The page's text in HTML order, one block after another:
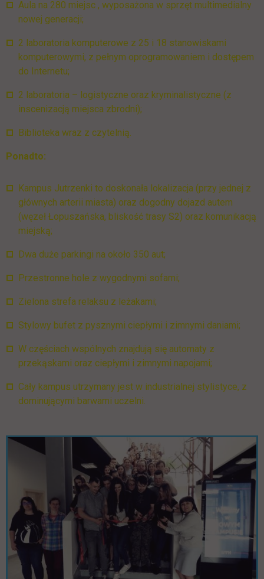
Aula na 280 miejsc , wyposażona w sprzęt multimedialny
nowej generacji;
2 laboratoria komputerowe z 25 i 18 stanowiskami
komputerowymi, z pełnym oprogramowaniem i dostępem
do Internetu;
2 laboratoria – logistyczne oraz kryminalistyczne (z
inscenizacją miejsca zbrodni);
Biblioteka wraz z czytelnią.
Ponadto:
Kampus Jutrzenki to doskonała lokalizacja (przy jednej z
głównych arterii miasta) oraz dogodny dojazd autem
(węzeł Łopuszańska, bliskość trasy S2) oraz komunikacją
miejską;
Dwa duże parkingi na około 350 aut;
Przestronne hole z wygodnymi sofami;
Zielona strefa relaksu z leżakami;
Stylowy bufet z pysznymi ciepłymi i zimnymi daniami;
W częściach wspólnych znajdują się automaty z
przekąskami oraz ciepłymi i zimnymi napojami;
Cały kampus utrzymany jest w industrialnej stylistyce, z
dominującymi barwami uczelni.
Pomiń galerię